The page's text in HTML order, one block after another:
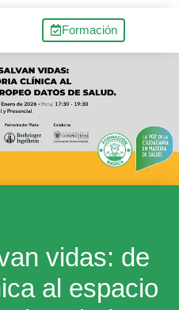
Formación
vidas: de
al espacio